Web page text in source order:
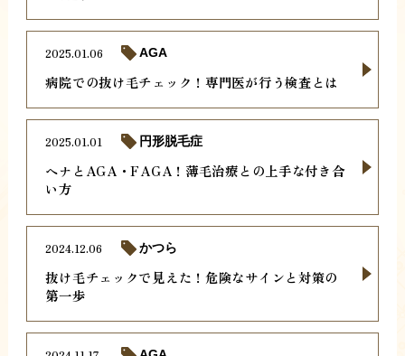
病院での抜け毛チェック！専門医が行う検査とは
2025.01.06 AGA
ヘナとAGA・FAGA！薄毛治療との上手な付き合
い方
2025.01.01 円形脱毛症
抜け毛チェックで見えた！危険なサインと対策の
第一歩
2024.12.06 かつら